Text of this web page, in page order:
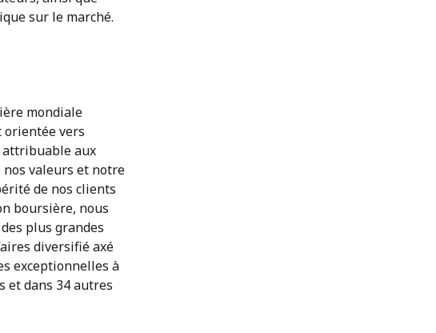
sur le marché.
mondiale
orientée vers
attribuable aux
valeurs et notre
de nos clients
boursière, nous
plus grandes
diversifié axé
exceptionnelles à
et dans 34 autres